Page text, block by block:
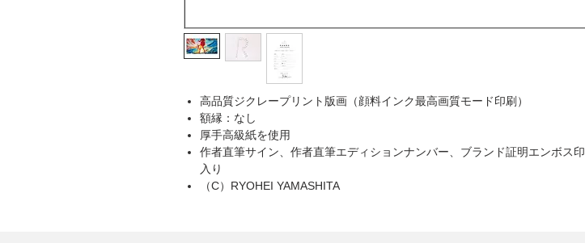
高品質ジクレープリント版画（顔料インク最高画質モード印刷）
額縁：なし
厚手高級紙を使用
作者直筆サイン、作者直筆エディションナンバー、ブランド証明エンボス印
入り
（C）RYOHEI YAMASHITA